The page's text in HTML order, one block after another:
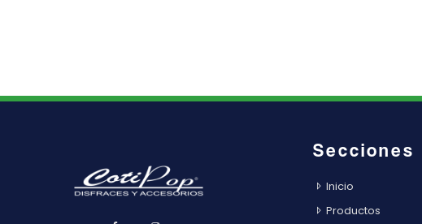
Secciones
Inicio
Productos